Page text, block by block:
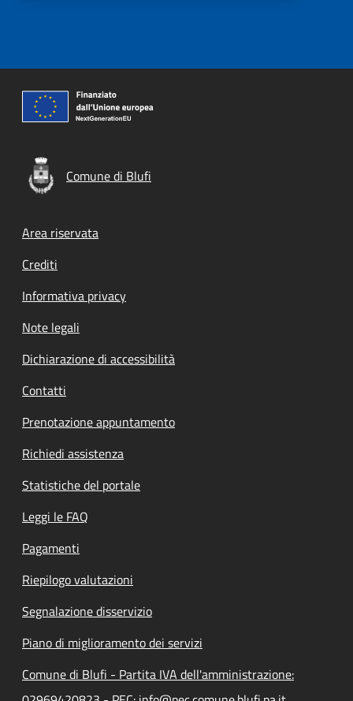
Comune di Blufi
Footer menu
Area riservata
Crediti
Informativa privacy
Note legali
Dichiarazione di accessibilità
Contatti
Prenotazione appuntamento
Richiedi assistenza
Statistiche del portale
Leggi le FAQ
Pagamenti
Riepilogo valutazioni
Segnalazione disservizio
Piano di miglioramento dei servizi
Comune di Blufi - Partita IVA dell'amministrazione: